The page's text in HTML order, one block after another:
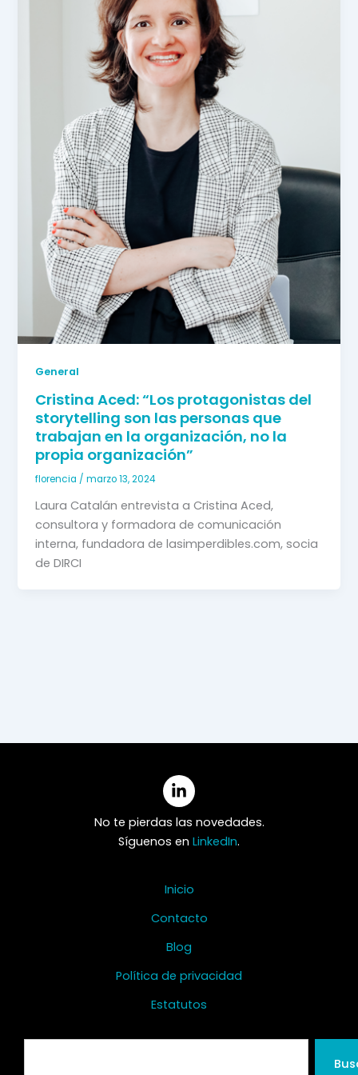
General
Cristina Aced: “Los protagonistas del
storytelling son las personas que
trabajan en la organización, no la
propia organización”
florencia /marzo 13, 2024
Laura Catalán entrevista a Cristina Aced,
consultora y formadora de comunicación
interna, fundadora de lasimperdibles.com, socia
de DIRCI
No te pierdas las novedades.
Síguenos en LinkedIn.
Inicio
Contacto
Blog
Política de privacidad
Estatutos